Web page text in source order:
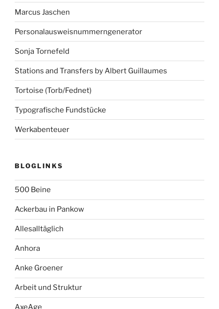
Marcus Jaschen
Personalausweisnummerngenerator
Sonja Tornefeld
Stations and Transfers by Albert Guillaumes
Tortoise (Torb/Fednet)
Typografische Fundstücke
Werkabenteuer
BLOGLINKS
500 Beine
Ackerbau in Pankow
Allesalltäglich
Anhora
Anke Groener
Arbeit und Struktur
AxeAge